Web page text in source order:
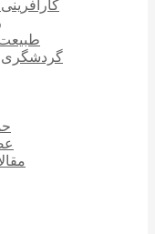
کارآفرینی
گردشگری